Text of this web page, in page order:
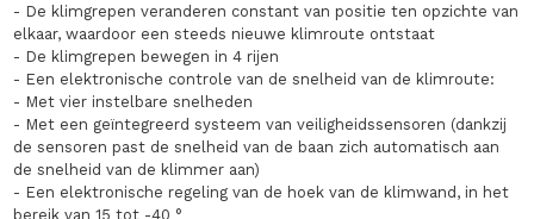
- De klimgrepen veranderen constant van positie ten opzichte van
elkaar, waardoor een steeds nieuwe klimroute ontstaat
- De klimgrepen bewegen in 4 rijen
- Een elektronische controle van de snelheid van de klimroute:
- Met vier instelbare snelheden
- Met een geïntegreerd systeem van veiligheidssensoren (dankzij
de sensoren past de snelheid van de baan zich automatisch aan
de snelheid van de klimmer aan)
- Een elektronische regeling van de hoek van de klimwand, in het
bereik van 15 tot -40 °